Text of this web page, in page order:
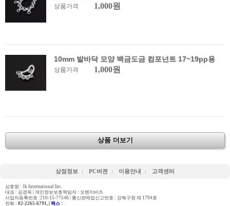
상품가격 1,000원
10mm 발바닥 모양 백금도금 컴포넌트 17~19pp용
상품가격 1,000원
상품 더보기
상점정보 PC버젼 이용안내 고객센터
상호명 : Jk International Inc.
대표 : 김경옥 | 개인정보보호책임자 : 오렌지비즈
사업자등록번호 :210-15-77546 | 통신판매업신고번호 : 강북구청 제 1794호
전화 : 02-2265-6791, | 팩스 :